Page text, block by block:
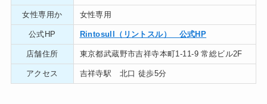
女性専用か 女性専用
公式HP Rintosull（リントスル） 公式HP
店舗住所 東京都武蔵野市吉祥寺本町1-11-9 常総ビル2F
アクセス 吉祥寺駅 北口 徒歩5分